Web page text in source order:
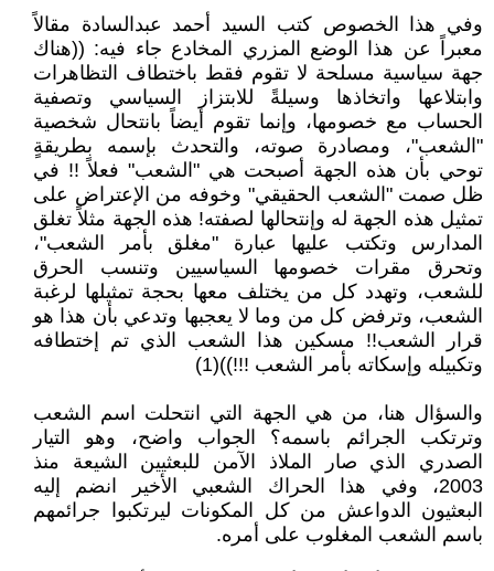
وفي هذا الخصوص كتب السيد أحمد عبدالسادة مقالاً
معبراً عن هذا الوضع المزري المخادع جاء فيه: ((هناك
جهة سياسية مسلحة لا تقوم فقط باختطاف التظاهرات
وابتلاعها واتخاذها وسيلةً للابتزاز السياسي وتصفية
الحساب مع خصومها، وإنما تقوم أيضاً بانتحال شخصية
"الشعب"، ومصادرة صوته، والتحدث بإسمه بطريقةٍ
توحي بأن هذه الجهة أصبحت هي "الشعب" فعلاً !! في
ظل صمت "الشعب الحقيقي" وخوفه من الإعتراض على
تمثيل هذه الجهة له وإنتحالها لصفته! هذه الجهة مثلاً تغلق
المدارس وتكتب عليها عبارة "مغلق بأمر الشعب"،
وتحرق مقرات خصومها السياسيين وتنسب الحرق
للشعب، وتهدد كل من يختلف معها بحجة تمثيلها لرغبة
الشعب، وترفض كل من وما لا يعجبها وتدعي بأن هذا هو
قرار الشعب!! مسكين هذا الشعب الذي تم إختطافه
وتكبيله وإسكاته بأمر الشعب !!!))(1)
والسؤال هنا، من هي الجهة التي انتحلت اسم الشعب
وترتكب الجرائم باسمه؟ الجواب واضح، وهو التيار
الصدري الذي صار الملاذ الآمن للبعثيين الشيعة منذ
2003، وفي هذا الحراك الشعبي الأخير انضم إليه
البعثيون الدواعش من كل المكونات ليرتكبوا جرائمهم
باسم الشعب المغلوب على أمره.